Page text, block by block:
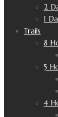
2
1
Trails
8
5
4